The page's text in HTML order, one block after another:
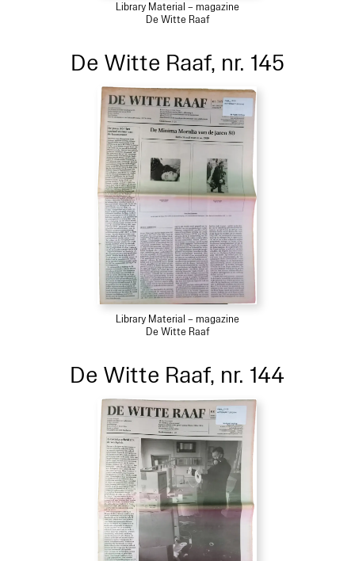
Library Material – magazine
De Witte Raaf
De Witte Raaf, nr. 145
Library Material – magazine
De Witte Raaf
De Witte Raaf, nr. 144